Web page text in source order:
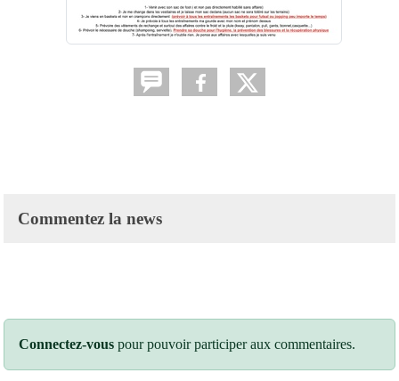
Commentez la news
Connectez-vous pour pouvoir participer aux commentaires.